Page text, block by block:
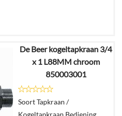
€113,68
€61,43
De Beer kogeltapkraan 3/4
x 1 L88MM chroom
850003001
Soort Tapkraan /